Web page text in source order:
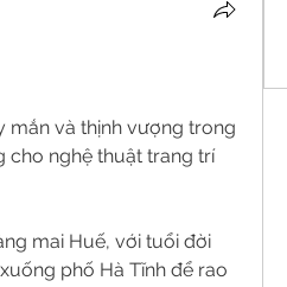
mắn và thịnh vượng trong
cho nghệ thuật trang trí
mai Huế, với tuổi đời
phố Hà Tĩnh để rao